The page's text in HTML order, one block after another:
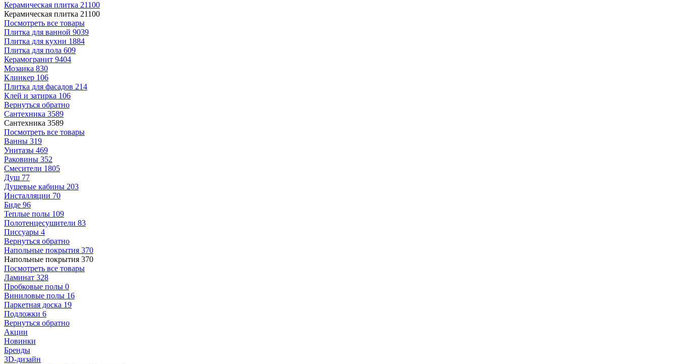
Керамическая плитка 21100
Керамическая плитка 21100
Посмотреть все товары
Плитка для ванной 9039
Плитка для кухни 1884
Плитка для пола 609
Керамогранит 9404
Мозаика 830
Клинкер 106
Плитка для фасадов 214
Клей и затирка 106
Вернуться обратно
Сантехника 3589
Сантехника 3589
Посмотреть все товары
Ванны 319
Унитазы 469
Раковины 352
Смесители 1805
Душ 77
Душевые кабины 203
Инсталляции 70
Биде 96
Теплые полы 109
Полотенцесушители 83
Писсуары 4
Вернуться обратно
Напольные покрытия 370
Напольные покрытия 370
Посмотреть все товары
Ламинат 328
Пробковые полы 0
Виниловые полы 16
Паркетная доска 19
Подложки 6
Вернуться обратно
Акции
Новинки
Бренды
3D-дизайн